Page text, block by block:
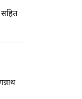
सहित